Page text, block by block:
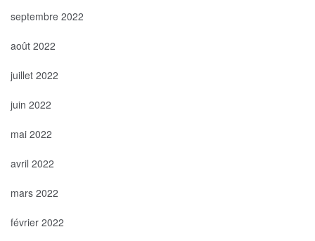
septembre 2022
août 2022
juillet 2022
juin 2022
mai 2022
avril 2022
mars 2022
février 2022